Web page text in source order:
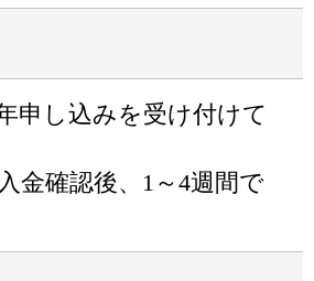
申し込みを受け付けて
金確認後、1～4週間で